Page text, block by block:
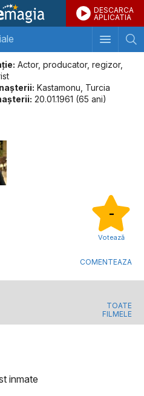
DESCARCA
APLICATIA
Actor, producator, regizor,
Kastamonu, Turcia
20.01.1961 (65 ani)
-
Votează
COMENTEAZA
TOATE
FILMELE
inmate